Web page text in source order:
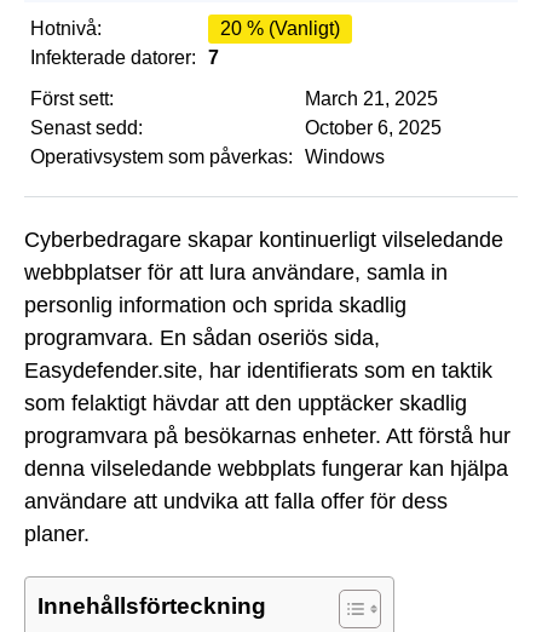
Hotnivå:
20 % (Vanligt)
Infekterade datorer:
7
Först sett:
March 21, 2025
Senast sedd:
October 6, 2025
Operativsystem som påverkas:
Windows
Cyberbedragare skapar kontinuerligt vilseledande
webbplatser för att lura användare, samla in
personlig information och sprida skadlig
programvara. En sådan oseriös sida,
Easydefender.site, har identifierats som en taktik
som felaktigt hävdar att den upptäcker skadlig
programvara på besökarnas enheter. Att förstå hur
denna vilseledande webbplats fungerar kan hjälpa
användare att undvika att falla offer för dess
planer.
Innehållsförteckning